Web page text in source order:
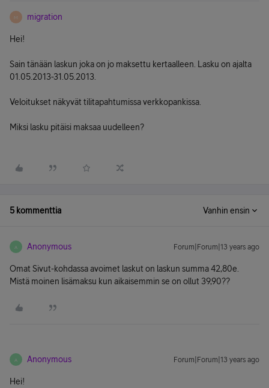
M migration
Hei!
Sain tänään laskun joka on jo maksettu kertaalleen. Lasku on ajalta
01.05.2013-31.05.2013.
Veloitukset näkyvät tilitapahtumissa verkkopankissa.
Miksi lasku pitäisi maksaa uudelleen?
5 kommenttia Vanhin ensin
A Anonymous Forum|Forum|13 years ago
Omat Sivut-kohdassa avoimet laskut on laskun summa 42,80e.
Mistä moinen lisämaksu kun aikaisemmin se on ollut 39,90??
A Anonymous Forum|Forum|13 years ago
Hei!